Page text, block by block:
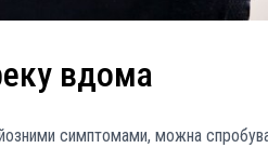
вдома
симптомами, можна